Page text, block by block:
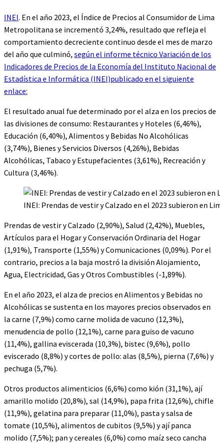
INEI. En el año 2023, el Índice de Precios al Consumidor de Lima
Metropolitana se incrementó 3,24%, resultado que refleja el
comportamiento decreciente continuo desde el mes de marzo
del año que culminó, según el informe técnico Variación de los
Indicadores de Precios de la Economía del Instituto Nacional de
Estadística e Informática (INEI)publicado en el siguiente
enlace:
El resultado anual fue determinado por el alza en los precios de
las divisiones de consumo: Restaurantes y Hoteles (6,46%),
Educación (6,40%), Alimentos y Bebidas No Alcohólicas
(3,74%), Bienes y Servicios Diversos (4,26%), Bebidas
Alcohólicas, Tabaco y Estupefacientes (3,61%), Recreación y
Cultura (3,46%).
INEI: Prendas de vestir y Calzado en el 2023 subieron en
Prendas de vestir y Calzado (2,90%), Salud (2,42%), Muebles,
Artículos para el Hogar y Conservación Ordinaria del Hogar
(1,91%), Transporte (1,55%) y Comunicaciones (0,09%). Por el
contrario, precios a la baja mostró la división Alojamiento,
Agua, Electricidad, Gas y Otros Combustibles (-1,89%).
En el año 2023, el alza de precios en Alimentos y Bebidas no
Alcohólicas se sustenta en los mayores precios observados en
la carne (7,9%) como carne molida de vacuno (12,3%),
menudencia de pollo (12,1%), carne para guiso de vacuno
(11,4%), gallina eviscerada (10,3%), bistec (9,6%), pollo
eviscerado (8,8%) y cortes de pollo: alas (8,5%), pierna (7,6%) y
pechuga (5,7%).
Otros productos alimenticios (6,6%) como kión (31,1%), ají
amarillo molido (20,8%), sal (14,9%), papa frita (12,6%), chifle
(11,9%), gelatina para preparar (11,0%), pasta y salsa de
tomate (10,5%), alimentos de cubitos (9,5%) y ají panca
molido (7,5%); pan y cereales (6,0%) como maíz seco cancha